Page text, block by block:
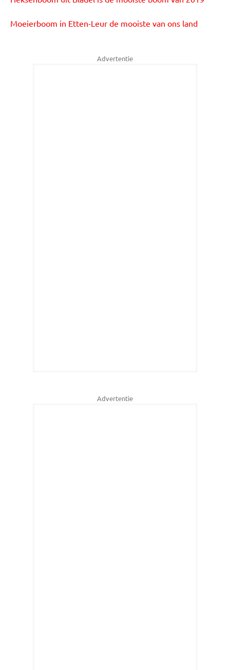
Moeierboom in Etten-Leur de mooiste van ons land
Advertentie
Advertentie